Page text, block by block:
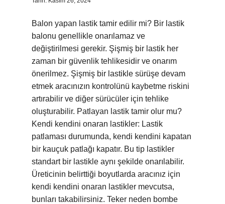
Balon yapan lastik tamir edilir mi? Bir lastik
balonu genellikle onarılamaz ve
değiştirilmesi gerekir. Şişmiş bir lastik her
zaman bir güvenlik tehlikesidir ve onarım
önerilmez. Şişmiş bir lastikle sürüşe devam
etmek aracınızın kontrolünü kaybetme riskini
artırabilir ve diğer sürücüler için tehlike
oluşturabilir. Patlayan lastik tamir olur mu?
Kendi kendini onaran lastikler: Lastik
patlaması durumunda, kendi kendini kapatan
bir kauçuk patlağı kapatır. Bu tip lastikler
standart bir lastikle aynı şekilde onarılabilir.
Üreticinin belirttiği boyutlarda aracınız için
kendi kendini onaran lastikler mevcutsa,
bunları takabilirsiniz. Teker neden bombe